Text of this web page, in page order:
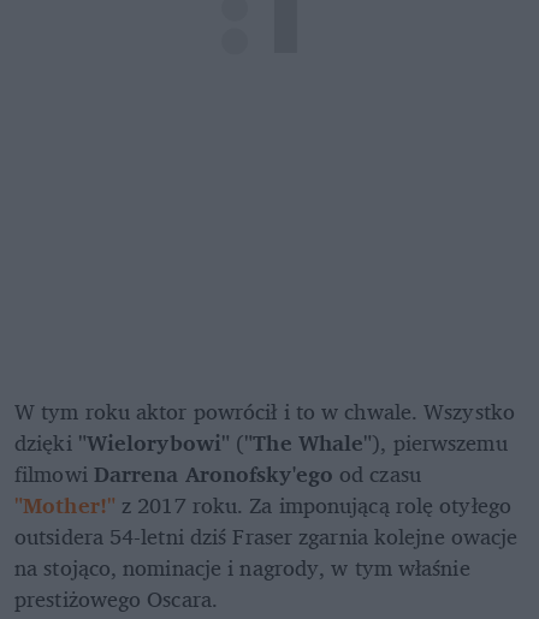
W tym roku aktor powrócił i to w chwale. Wszystko
dzięki "Wielorybowi" ("The Whale"), pierwszemu
filmowi Darrena Aronofsky'ego
od czasu
"Mother!" z 2017 roku. Za imponującą rolę otyłego
outsidera 54-letni dziś Fraser zgarnia kolejne owacje
na stojąco, nominacje i nagrody, w tym właśnie
prestiżowego Oscara.